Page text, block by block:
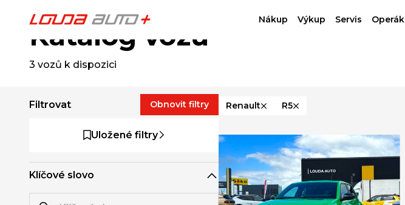
Nákup Výkup Servis Operák
Katalog vozů
3 vozů k dispozici
Filtrovat Obnovit filtry
Uložené filtry
Klíčové slovo
Renault R5